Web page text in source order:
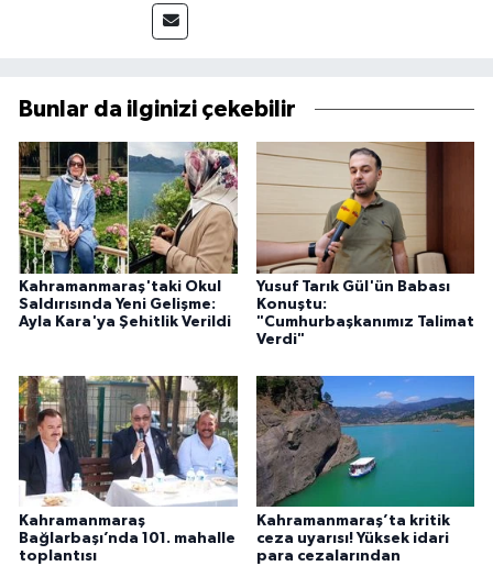
Bunlar da ilginizi çekebilir
Kahramanmaraş'taki Okul
Saldırısında Yeni Gelişme:
Ayla Kara'ya Şehitlik Verildi
Yusuf Tarık Gül'ün Babası
Konuştu:
"Cumhurbaşkanımız Talimat
Verdi"
Kahramanmaraş
Bağlarbaşı’nda 101. mahalle
toplantısı
Kahramanmaraş’ta kritik
ceza uyarısı! Yüksek idari
para cezalarından